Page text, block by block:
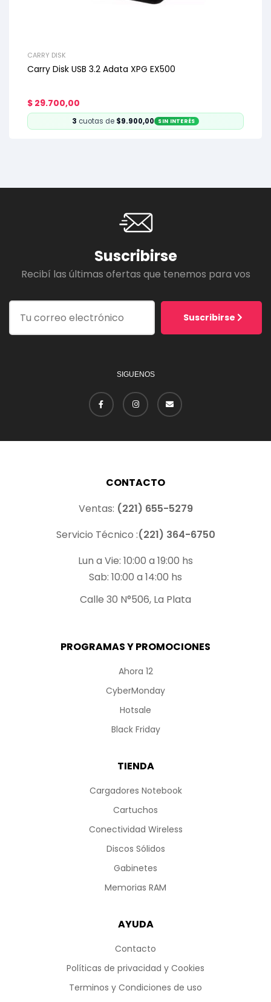
CARRY DISK
Carry Disk USB 3.2 Adata XPG EX500
$ 29.700,00
3 cuotas de $9.900,00 SIN INTERÉS
Suscribirse
Recibí las últimas ofertas que tenemos para vos
Suscribirse
SIGUENOS
PROGRAMAS Y PROMOCIONES
Ahora 12
CyberMonday
Hotsale
Black Friday
TIENDA
Cargadores Notebook
Cartuchos
Conectividad Wireless
Discos Sólidos
Gabinetes
Memorias RAM
AYUDA
Contacto
Políticas de privacidad y Cookies
Terminos y Condiciones de uso
CONTACTO
Ventas: (221) 655-5279
Servicio Técnico :(221) 364-6750
Lun a Vie: 10:00 a 19:00 hs
Sab: 10:00 a 14:00 hs
Calle 30 N°506, La Plata